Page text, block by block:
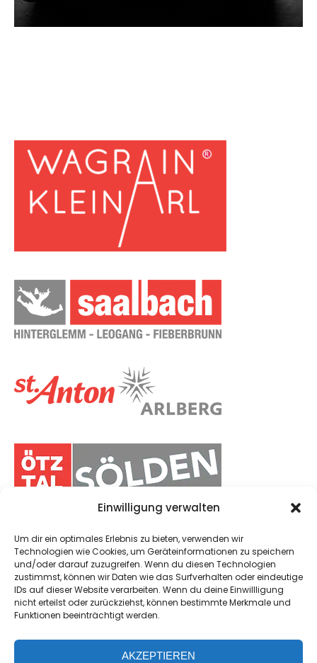
Einwilligung verwalten
Um dir ein optimales Erlebnis zu bieten, verwenden wir
Technologien wie Cookies, um Geräteinformationen zu speichern
und/oder darauf zuzugreifen. Wenn du diesen Technologien
zustimmst, können wir Daten wie das Surfverhalten oder eindeutige
IDs auf dieser Website verarbeiten. Wenn du deine Einwillligung
nicht erteilst oder zurückziehst, können bestimmte Merkmale und
Funktionen beeinträchtigt werden.
AKZEPTIEREN